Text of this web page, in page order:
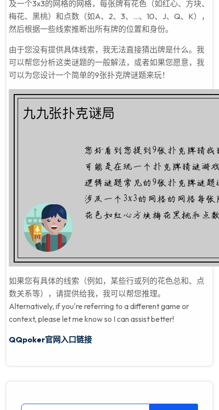
及一个3x3的网格的网格，每张牌有花色（如红心、方块、
梅花、黑桃）和点数（如A、2、3、...、10、J、Q、K），
然后根据一些线索推断出所有牌的位置和身份。
由于您没有提供具体线索，我无法直接猜出牌是什么。我
可以帮您分析这类谜题的一般解法，或者如果您愿意，我
可以为您设计一个简单的9张扑克牌谜题来玩！
如果您有具体的线索（例如，某些行或列的花色总和、点
数关系等），请提供给我，我可以帮您推理。
Alternatively, if you're referring to a different game or
context, please let me know so I can assist better!
QQpoker官网入口链接